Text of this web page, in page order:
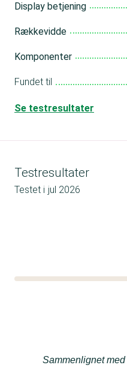
Display betjening
Rækkevidde
Komponenter
Fundet til
Se testresultater
Testresultater
Testet i jul 2026
Sammenlignet med